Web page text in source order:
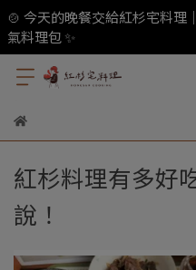
🍲 今天的晚餐交給紅杉宅料理
氣料理包 ✨
紅杉料理有多好
說！